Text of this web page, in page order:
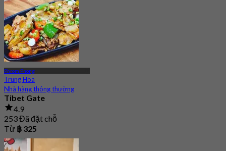
Phrom Phong
Trung Hoa
Nhà hàng thông thường
Tibet Gate
4.9
253 Đã đặt chỗ
Từ ฿ 325